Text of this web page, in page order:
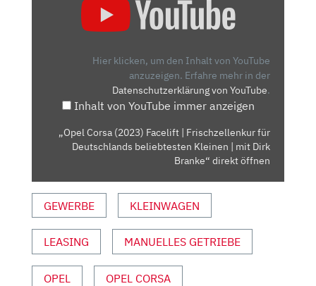
FRISCHZELLENKUR
DEUTSCHLANDS
BELIEBTESTEN
KLEINEN
DIRK
BRANKE“
VON
YOUTUBE
Hier klicken, um den Inhalt von YouTube
anzuzeigen. Erfahre mehr in der
Datenschutzerklärung von YouTube.
Inhalt von YouTube immer anzeigen
„Opel Corsa (2023) Facelift | Frischzellenkur für
Deutschlands beliebtesten Kleinen | mit Dirk
Branke“ direkt öffnen
GEWERBE KLEINWAGEN
LEASING MANUELLES GETRIEBE
OPEL OPEL CORSA